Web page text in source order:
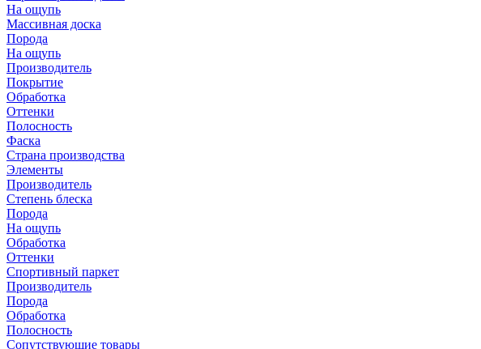
На ощупь
Массивная доска
Порода
На ощупь
Производитель
Покрытие
Обработка
Оттенки
Полосность
Фаска
Страна производства
Элементы
Производитель
Степень блеска
Порода
На ощупь
Обработка
Оттенки
Спортивный паркет
Производитель
Порода
Обработка
Полосность
Сопутствующие товары